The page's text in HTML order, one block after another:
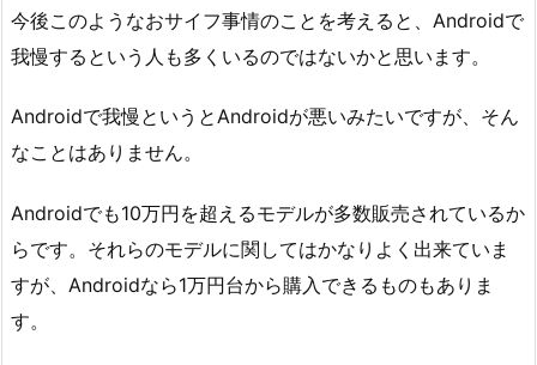
今後このようなおサイフ事情のことを考えると、Androidで
我慢するという人も多くいるのではないかと思います。
Androidで我慢というとAndroidが悪いみたいですが、そん
なことはありません。
Androidでも10万円を超えるモデルが多数販売されているか
らです。それらのモデルに関してはかなりよく出来ていま
すが、Androidなら1万円台から購入できるものもありま
す。